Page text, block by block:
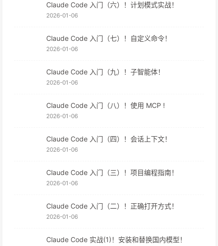
Claude Code 入门（六）！计划模式实战！
2026-01-06
Claude Code 入门（七）！自定义命令！
2026-01-06
Claude Code 入门（九）！子智能体！
2026-01-06
Claude Code 入门（八）！使用 MCP !
2026-01-06
Claude Code 入门（四）！会话上下文！
2026-01-06
Claude Code 入门（三）！项目编程指南！
2026-01-06
Claude Code 入门（二）！正确打开方式！
2026-01-06
Claude Code 实战(1)！安装和替换国内模型！